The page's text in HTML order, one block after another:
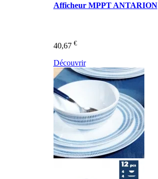
Afficheur MPPT ANTARION
40,67 €
Découvrir